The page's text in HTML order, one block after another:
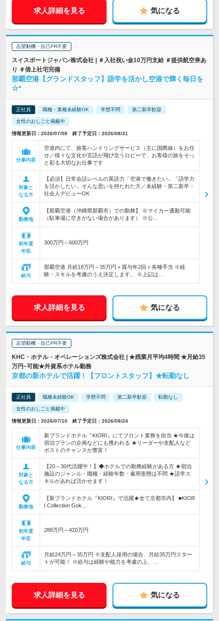
求人詳細を見る 気になる
志望動機・自己PR不要
スイスポートジャパン株式会社 | ＃入社祝い金10万円支給 ＃提供航空券あ
り ＃借上社宅完備
那覇空港【グランドスタッフ】語学を活かし空港で輝く毎日を
☆*
正社員 職種・業種未経験OK 学歴不問 第二新卒歓迎
女性のおしごと掲載中
情報更新日：2026/07/08 終了予定日：2026/08/31
仕事内容
空港内にて、旅客ハンドリングサービス（主に国際線）をお任
せ／様々な文化や言語が飛び交うロビーで、お客様の旅をそっ
と彩る大切なお仕事です
対象と
なる方
【必須】日常会話レベルの英語力「空港で働きたい」「語学力
を活かしたい」そんな思いを持たれた方／未経験・第二新卒・
社会人デビューOK
勤務地
【那覇空港（沖縄県那覇市）での勤務】 ※マイカー通勤可能
（駐車場に空きがない場合があります） ※公…
初年度
年収
300万円～600万円
給与
那覇空港 月給18万円～35万円＋賞与年2回＋各種手当 ※経
験・スキルを考慮のうえ決定します。 ※上記は…
求人詳細を見る 気になる
志望動機・自己PR不要
KHC・ホテル・オペレーションズ株式会社 | ★残業月平均4時間 ★月給35
万円~可能★外資系ホテル勤務
京都の新ホテルで活躍！【フロントスタッフ】★転勤なし
正社員 職種未経験OK 学歴不問 第二新卒歓迎 転勤なし
女性のおしごと掲載中
情報更新日：2026/07/10 終了予定日：2026/08/24
仕事内容
新ブランドホテル『KIORI』にてフロント業務を担当 ★今後は
宿泊プランの企画などにも携われる ★リーダーや支配人など
ポストのチャンスが豊富！
対象と
なる方
【20～30代活躍中！】◆ホテルでの勤務経験がある方 ★宿泊
施設のジャンル・職種・経験年数・雇用形態は不問 ★語学ス
キルがあれば活かせます！
勤務地
【新ブランドホテル『KIORI』で活躍★全て京都市内】 ■KIOR
I Collection Gok…
初年度
年収
288万円～420万円
給与
月給24万円～35万円 ※支配人採用の場合、月給35万円スター
トが可能！ ※給与は経験や能力を考慮の上、…
求人詳細を見る 気になる